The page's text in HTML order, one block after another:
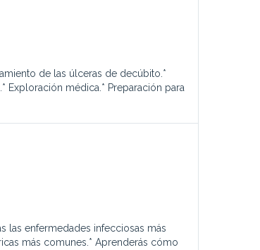
de las úlceras de decúbito.*
Exploración médica.* Preparación para
las enfermedades infecciosas más
más comunes.* Aprenderás cómo